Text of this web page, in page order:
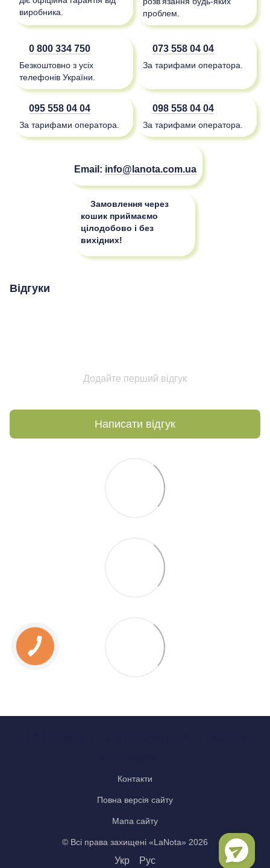
виробника.
проблем.
0 800 334 750
Безкоштовно з усіх
телефонів України.
073 558 04 04
За тарифами оператора.
095 558 04 04
За тарифами оператора.
098 558 04 04
За тарифами оператора.
Email: info@lanota.com.ua
Замовлення через
кошик приймаємо
цілодобово і без
вихідних!
Відгуки
Додайте перший відгук
Написати відгук
Контакти
Повна версія сайту
Мапа сайту
© Всі права захищені «LaNota» 2026
Укр Рус